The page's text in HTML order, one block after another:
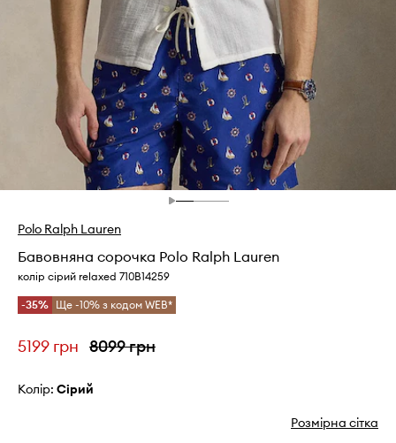
Polo Ralph Lauren
Бавовняна сорочка Polo Ralph Lauren
колір сірий relaxed 710B14259
-35% Ще -10% з кодом WEB*
5199 грн 8099 грн
Колір: сірий
Розмірна сітка